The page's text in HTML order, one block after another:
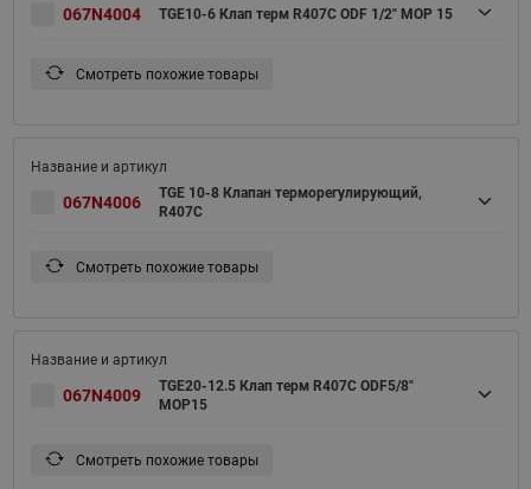
067N4004 TGE10-6 Клап терм R407С ODF 1/2" MOP 15
Смотреть похожие товары
067N4006
TGE 10-8 Клапан терморегулирующий,
R407C
Смотреть похожие товары
067N4009
TGE20-12.5 Клап терм R407С ODF5/8"
MOP15
Смотреть похожие товары